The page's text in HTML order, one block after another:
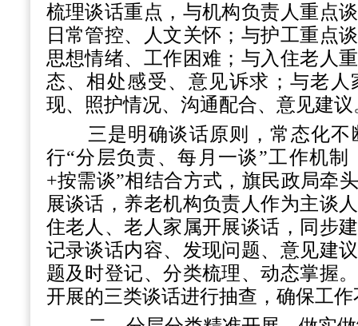
梳理谈话重点，与机构负责人重点
日常管控、人文关怀；与护工重点
思想情绪、工作困难；与入住老人
态、相处感受、意见诉求；与老
现、照护情况、沟通配合、意见建议
三是明确谈话原则，常态化
行“分层负责、每月一谈”工作机
+按需谈”相结合方式，旗民政局牵
展谈话，养老机构负责人作为主谈
住老人、老人家属开展谈话，同步
记录谈话内容、发现问题、意见建
题及时登记、分类梳理、动态掌握
开展的三类谈话进行抽查，确保工